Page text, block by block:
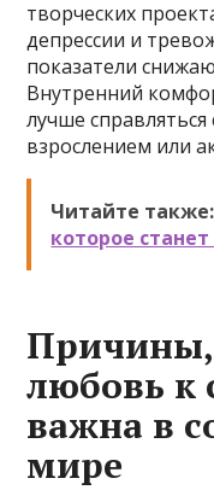
творческих
депрессии и
показатели
Внутренний
лучше
взрослением или
Читайте также:
которое
любовь к
важна в
мире